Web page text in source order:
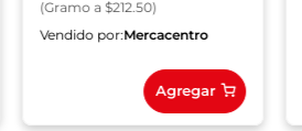
(Gramo a $212.50)
Vendido por:Mercacentro
Agregar